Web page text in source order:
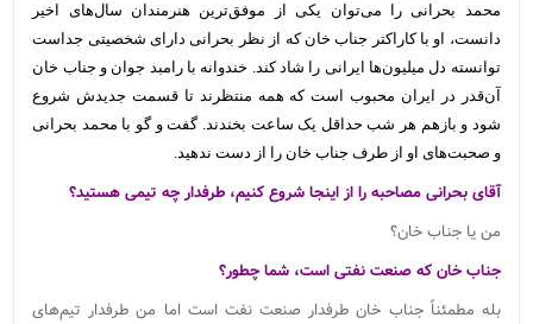
محمد بحرانی را می‌توان یکی از موفق‌ترین هنرمندان سال‌های اخیر
دانست، او با کاراکتر جناب خان که از نظر بحرانی دارای شخصیتی جداست
توانسته دل میلیون‌ها ایرانی را شاد کند. خندوانه با رامبد جوان و جناب خان
آن‌قدر در ایران محبوب است که همه منتظرند تا قسمت جدیدش شروع
شود و بازهم هر شب حداقل یک ساعت بخندند. گفت و گو با محمد بحرانی
و صحبت‌های او از طرف جناب خان را از دست ندهید.
آقای بحرانی مصاحبه را از اینجا شروع کنیم، طرفدار چه تیمی هستید؟
من یا جناب خان؟
جناب خان که صنعت نفتی است، شما چطور؟
بله مطمئناً جناب خان طرفدار صنعت نفت است اما من طرفدار تیم‌های